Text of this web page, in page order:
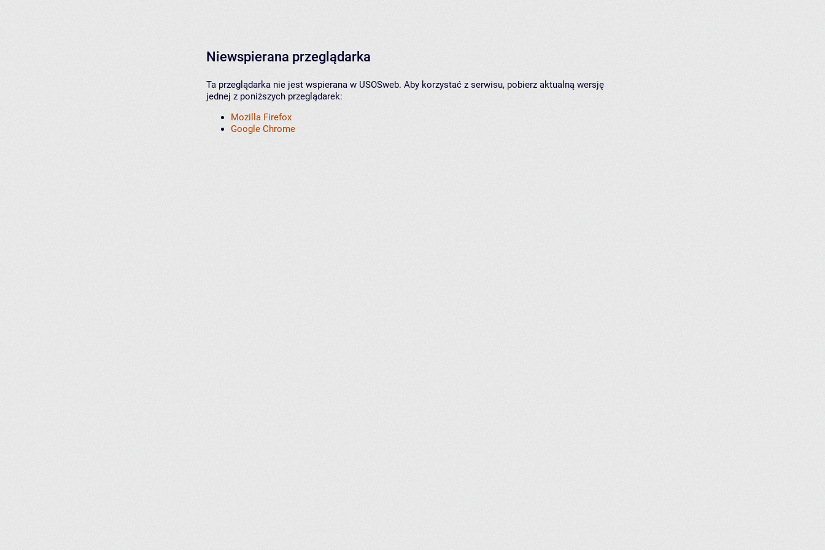
Niewspierana przeglądarka
Ta przeglądarka nie jest wspierana w USOSweb. Aby korzystać z serwisu, pobierz aktualną wersję
jednej z poniższych przeglądarek:
Mozilla Firefox
Google Chrome